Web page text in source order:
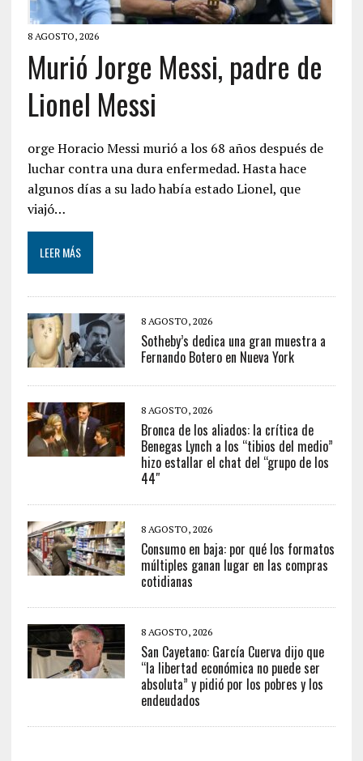
8 AGOSTO, 2026
Murió Jorge Messi, padre de
Lionel Messi
orge Horacio Messi murió a los 68 años después de
luchar contra una dura enfermedad. Hasta hace
algunos días a su lado había estado Lionel, que
viajó…
LEER MÁS
8 AGOSTO, 2026
Sotheby’s dedica una gran muestra a
Fernando Botero en Nueva York
8 AGOSTO, 2026
Bronca de los aliados: la crítica de
Benegas Lynch a los “tibios del medio”
hizo estallar el chat del “grupo de los
44″
8 AGOSTO, 2026
Consumo en baja: por qué los formatos
múltiples ganan lugar en las compras
cotidianas
8 AGOSTO, 2026
San Cayetano: García Cuerva dijo que
“la libertad económica no puede ser
absoluta” y pidió por los pobres y los
endeudados